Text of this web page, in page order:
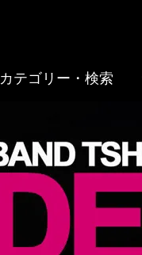
カテゴリー・検索